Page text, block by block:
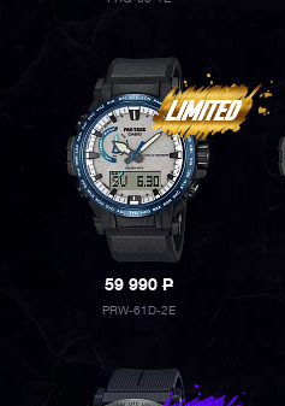
59 990P
PRW-61D-2E